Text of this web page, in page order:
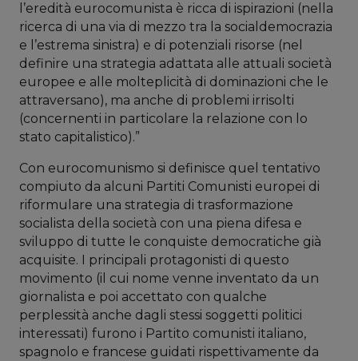
l’eredità eurocomunista è ricca di ispirazioni (nella
ricerca di una via di mezzo tra la socialdemocrazia
e l’estrema sinistra) e di potenziali risorse (nel
definire una strategia adattata alle attuali società
europee e alle molteplicità di dominazioni che le
attraversano), ma anche di problemi irrisolti
(concernenti in particolare la relazione con lo
stato capitalistico).”
Con eurocomunismo si definisce quel tentativo
compiuto da alcuni Partiti Comunisti europei di
riformulare una strategia di trasformazione
socialista della società con una piena difesa e
sviluppo di tutte le conquiste democratiche già
acquisite. I principali protagonisti di questo
movimento (il cui nome venne inventato da un
giornalista e poi accettato con qualche
perplessità anche dagli stessi soggetti politici
interessati) furono i Partito comunisti italiano,
spagnolo e francese guidati rispettivamente da